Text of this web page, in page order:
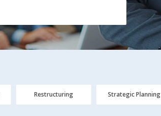
Restructuring Strategic Planning